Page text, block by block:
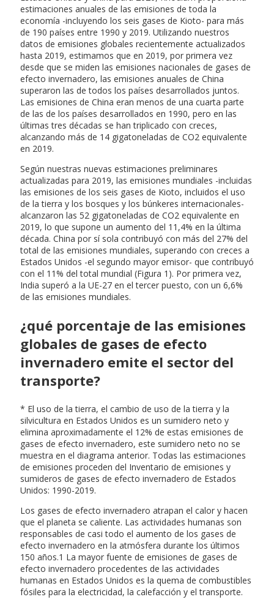
estimaciones anuales de las emisiones de toda la
economía -incluyendo los seis gases de Kioto- para más
de 190 países entre 1990 y 2019. Utilizando nuestros
datos de emisiones globales recientemente actualizados
hasta 2019, estimamos que en 2019, por primera vez
desde que se miden las emisiones nacionales de gases de
efecto invernadero, las emisiones anuales de China
superaron las de todos los países desarrollados juntos.
Las emisiones de China eran menos de una cuarta parte
de las de los países desarrollados en 1990, pero en las
últimas tres décadas se han triplicado con creces,
alcanzando más de 14 gigatoneladas de CO2 equivalente
en 2019.
Según nuestras nuevas estimaciones preliminares
actualizadas para 2019, las emisiones mundiales -incluidas
las emisiones de los seis gases de Kioto, incluidos el uso
de la tierra y los bosques y los búnkeres internacionales-
alcanzaron las 52 gigatoneladas de CO2 equivalente en
2019, lo que supone un aumento del 11,4% en la última
década. China por sí sola contribuyó con más del 27% del
total de las emisiones mundiales, superando con creces a
Estados Unidos -el segundo mayor emisor- que contribuyó
con el 11% del total mundial (Figura 1). Por primera vez,
India superó a la UE-27 en el tercer puesto, con un 6,6%
de las emisiones mundiales.
¿qué porcentaje de las emisiones
globales de gases de efecto
invernadero emite el sector del
transporte?
* El uso de la tierra, el cambio de uso de la tierra y la
silvicultura en Estados Unidos es un sumidero neto y
elimina aproximadamente el 12% de estas emisiones de
gases de efecto invernadero, este sumidero neto no se
muestra en el diagrama anterior. Todas las estimaciones
de emisiones proceden del Inventario de emisiones y
sumideros de gases de efecto invernadero de Estados
Unidos: 1990-2019.
Los gases de efecto invernadero atrapan el calor y hacen
que el planeta se caliente. Las actividades humanas son
responsables de casi todo el aumento de los gases de
efecto invernadero en la atmósfera durante los últimos
150 años.1 La mayor fuente de emisiones de gases de
efecto invernadero procedentes de las actividades
humanas en Estados Unidos es la quema de combustibles
fósiles para la electricidad, la calefacción y el transporte.